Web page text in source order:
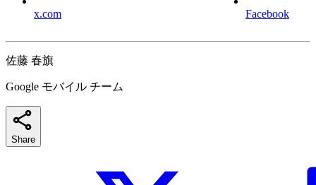
x.com Facebook
佐藤 春旗
Google モバイル チーム
Share